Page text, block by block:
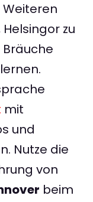
zu
mit
und
Nutze die
von
beim